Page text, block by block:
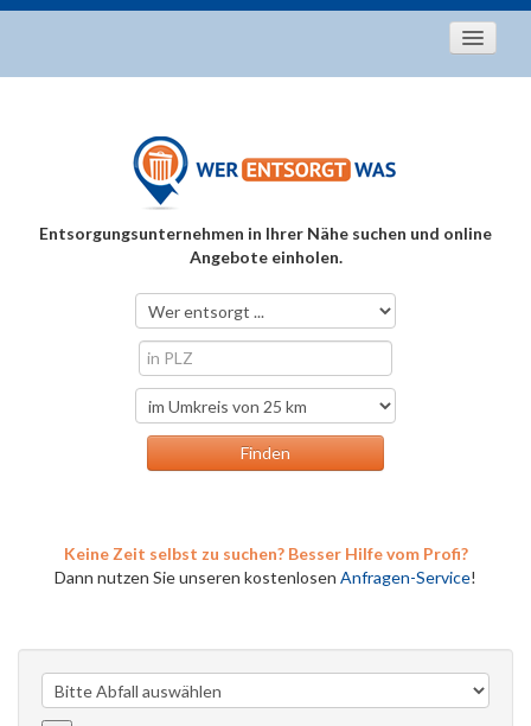
Entsorgungstipps
Über uns
Entsorgungsunternehmen in Ihrer Nähe suchen und online
Angebote einholen.
Keine Zeit selbst zu suchen? Besser Hilfe vom Profi?
Dann nutzen Sie unseren kostenlosen Anfragen-Service!